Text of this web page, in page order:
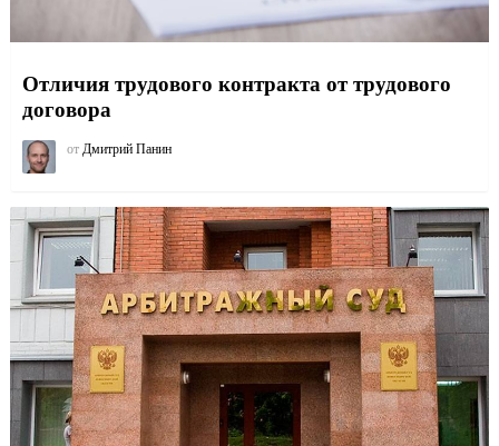
Отличия трудового контракта от трудового
договора
от Дмитрий Панин